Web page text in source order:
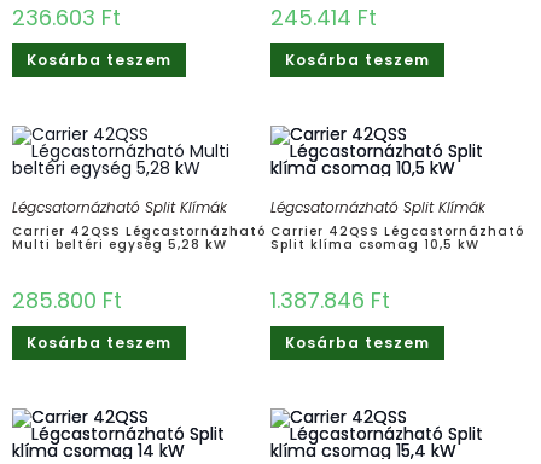
236.603 Ft
Kosárba teszem
245.414 Ft
Kosárba teszem
Légcsatornázható Split Klímák
Carrier 42QSS Légcastornázható
Multi beltéri egység 5,28 kW
285.800 Ft
Kosárba teszem
Légcsatornázható Split Klímák
Carrier 42QSS Légcastornázható
Split klíma csomag 10,5 kW
1.387.846 Ft
Kosárba teszem